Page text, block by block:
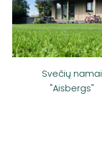
Svečių namai
"Aisbergs"